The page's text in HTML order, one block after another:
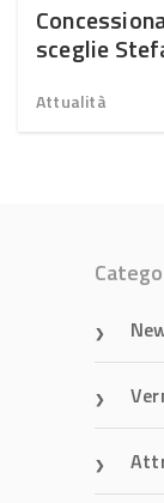
sceglie
Attualità